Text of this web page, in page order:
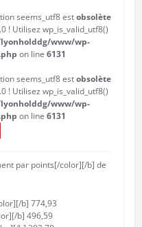
seems_utf8 estobsolète
! Utilisez wp_is_valid_utf8()
www/wp-
on line 6131
seems_utf8 estobsolète
! Utilisez wp_is_valid_utf8()
www/wp-
on line 6131
par points[/color][/b] de
b] 774,93
b] 496,59